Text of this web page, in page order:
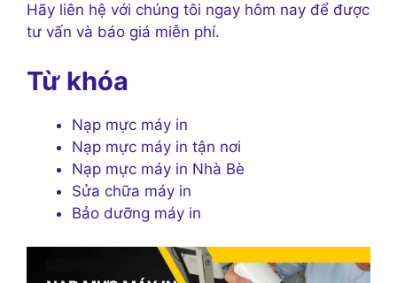
Hãy liên hệ với chúng tôi ngay hôm nay để được
tư vấn và báo giá miễn phí.
Từ khóa
Nạp mực máy in
Nạp mực máy in tận nơi
Nạp mực máy in Nhà Bè
Sửa chữa máy in
Bảo dưỡng máy in